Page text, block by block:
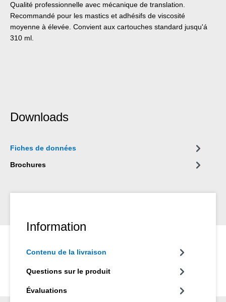
Qualité professionnelle avec mécanique de translation.
Recommandé pour les mastics et adhésifs de viscosité
moyenne à élevée. Convient aux cartouches standard jusqu'á
310 ml.
Downloads
Fiches de données
Brochures
Information
Contenu de la livraison
Questions sur le produit
Évaluations